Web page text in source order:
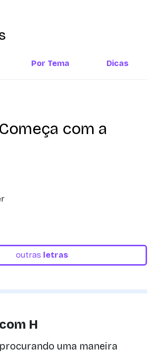
Por Tema Dicas
com a
outras letras
H
uma maneira